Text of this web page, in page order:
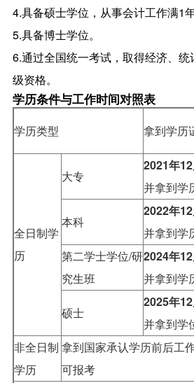
4.具备硕士学位，从事会计工作满1年
5.具备博士学位。
6.通过全国统一考试，取得经济、统
级资格。
学历条件与工作时间对照表
学历类型 拿到学历
全日制学
历
大专
2021年
并拿到学
本科
2022年
并拿到学
第二学士学位/研
究生班
2024年
并拿到学
硕士
2025年
并拿到学
非全日制
学历
拿到国家承认学历前后工
可报考